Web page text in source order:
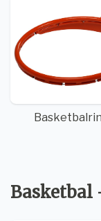
Basketbal